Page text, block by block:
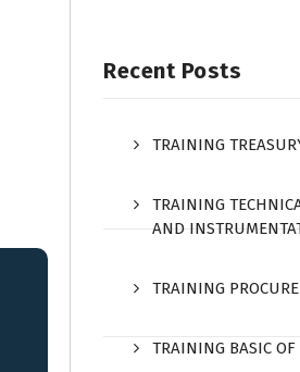
Recent Posts
TRAINING
TRAINING
AND
TRAINING
TRAINING BASIC